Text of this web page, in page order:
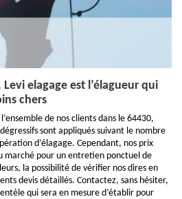
elagage est l’élagueur qui
chers
de nos clients dans le 64430,
sont appliqués suivant le nombre
d’élagage. Cependant, nos prix
marché pour un entretien ponctuel de
la possibilité de vérifier nos dires en
devis détaillés. Contactez, sans hésiter,
qui sera en mesure d’établir pour